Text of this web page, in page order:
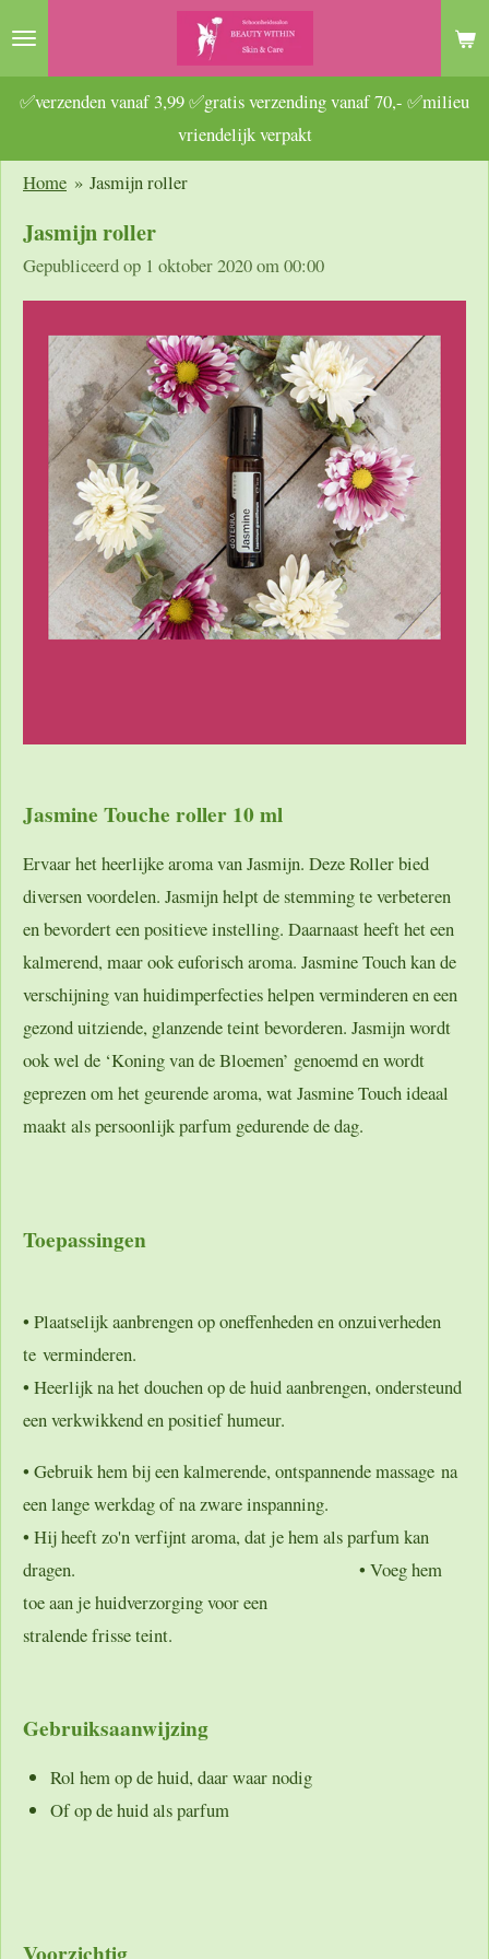
Ga
naar
hoofdinhoud
✅verzenden vanaf 3,99 ✅gratis verzending vanaf 70,- ✅milieu
vriendelijk verpakt
Home » Jasmijn roller
Jasmijn roller
Gepubliceerd op 1 oktober 2020 om 00:00
Jasmine Touche roller 10 ml
Ervaar het heerlijke aroma van Jasmijn. Deze Roller bied
diversen voordelen. Jasmijn helpt de stemming te verbeteren
en bevordert een positieve instelling. Daarnaast heeft het een
kalmerend, maar ook euforisch aroma. Jasmine Touch kan de
verschijning van huidimperfecties helpen verminderen en een
gezond uitziende, glanzende teint bevorderen. Jasmijn wordt
ook wel de ‘Koning van de Bloemen’ genoemd en wordt
geprezen om het geurende aroma, wat Jasmine Touch ideaal
maakt als persoonlijk parfum gedurende de dag.
Toepassingen
• Plaatselijk aanbrengen op oneffenheden en onzuiverheden
te verminderen.
• Heerlijk na het douchen op de huid aanbrengen, ondersteund
een verkwikkend en positief humeur.
• Gebruik hem bij een kalmerende, ontspannende massage na
een lange werkdag of na zware inspanning.
• Hij heeft zo'n verfijnt aroma, dat je hem als parfum kan
dragen. • Voeg hem
toe aan je huidverzorging voor een
stralende frisse teint.
Gebruiksaanwijzing
Rol hem op de huid, daar waar nodig
Of op de huid als parfum